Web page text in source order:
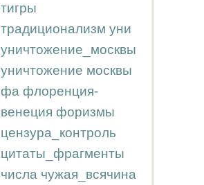
тигры
традиционализм уни
уничтожение_москвы
уничтожение москвы
фа флоренция-
венеция форизмы
цензура_контроль
цитаты_фрагменты
числа чужая_всячина